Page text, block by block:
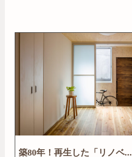
築80年！再生した「リノベ...